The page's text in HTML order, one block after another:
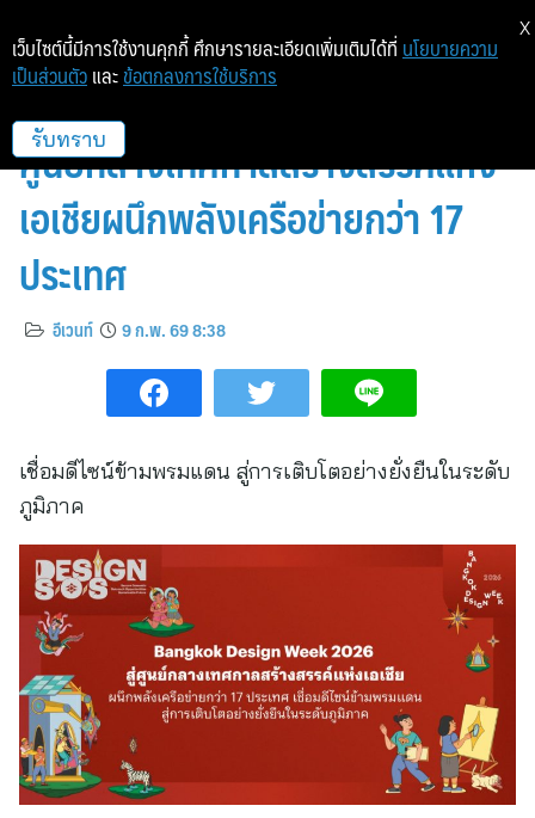
Bangkok Design Week 2026 สู่
ศูนย์กลางเทศกาลสร้างสรรค์แห่ง
เอเชียผนึกพลังเครือข่ายกว่า 17
ประเทศ
อีเวนท์ 9 ก.พ. 69 8:38
เชื่อมดีไซน์ข้ามพรมแดน สู่การเติบโตอย่างยั่งยืนในระดับ
ภูมิภาค
เว็บไซต์นี้มีการใช้งานคุกกี้ ศึกษารายละเอียดเพิ่มเติมได้ที่ นโยบายความ
เป็นส่วนตัว และ ข้อตกลงการใช้บริการ
รับทราบ
X